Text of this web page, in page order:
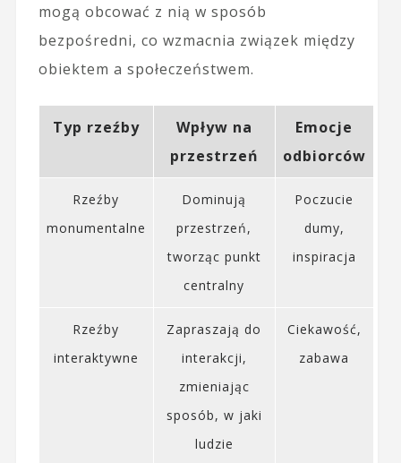
mogą obcować z nią w sposób
bezpośredni, co wzmacnia związek między
obiektem a społeczeństwem.
Typ rzeźby
Wpływ na
przestrzeń
Emocje
odbiorców
Rzeźby
monumentalne
Dominują
przestrzeń,
tworząc punkt
centralny
Poczucie
dumy,
inspiracja
Rzeźby
interaktywne
Zapraszają do
interakcji,
zmieniając
sposób, w jaki
ludzie
Ciekawość,
zabawa